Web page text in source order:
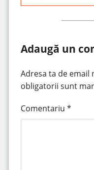
Adaugă un
Adresa ta de email
obligatorii sunt
Comentariu *